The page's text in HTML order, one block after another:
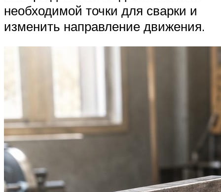
необходимой точки для сварки и
изменить направление движения.